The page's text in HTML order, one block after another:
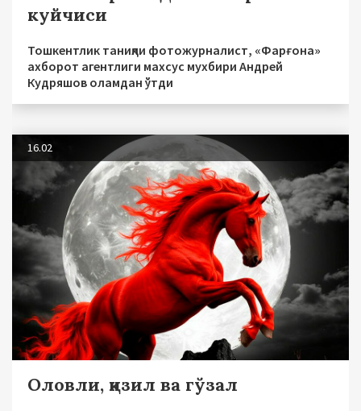
куйчиси
Тошкентлик таниқли фотожурналист, «Фарғона»
ахборот агентлиги махсус мухбири Андрей
Кудряшов оламдан ўтди
16.02
Оловли, қизил ва гўзал